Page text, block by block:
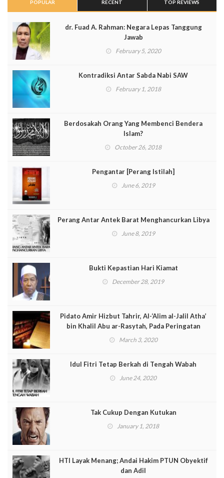
POPULAR RECENT TOP REVIEWS
dr. Fuad A. Rahman: Negara Lepas Tanggung
Jawab
February 5, 2020
Kontradiksi Antar Sabda Nabi SAW
February 1, 2018
Berdosakah Orang Yang Membenci Bendera
Islam?
October 26, 2018
Pengantar [Perang Istilah]
June 6, 2019
Perang Antar Antek Barat Menghancurkan Libya
June 8, 2019
Bukti Kepastian Hari Kiamat
December 28, 2019
Pidato Amir Hizbut Tahrir, Al-‘Alim al-Jalil Atha’
bin Khalil Abu ar-Rasytah, Pada Peringatan
Penaklukan Konstantinopel 857 H/1453 M
March 3, 2020
Idul Fitri Tetap Berkah di Tengah Wabah
June 24, 2020
Tak Cukup Dengan Kutukan
January 1, 2018
HTI Layak Menang; Andai Hakim PTUN Obyektif
dan Adil